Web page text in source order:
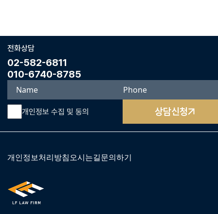
전화상담
02-582-6811
010-6740-8785
개인정보 수집 및 동의 상담신청
개인정보처리방침오시는길문의하기